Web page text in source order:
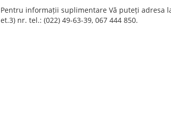
Pentru informații suplimentare Vă puteți adresa
et.3) nr. tel.: (022) 49-63-39, 067 444 850.